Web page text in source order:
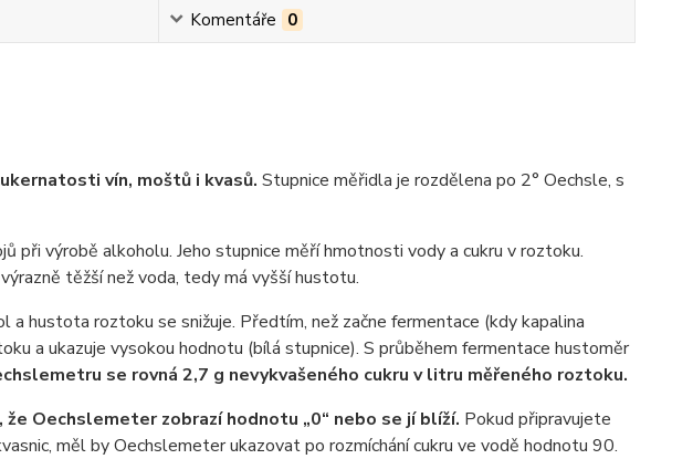
Komentáře 0
vín, moštů i kvasů. Stupnice měřidla je rozdělena po 2° Oechsle, s
při výrobě alkoholu. Jeho stupnice měří hmotnosti vody a cukru v roztoku.
těžší než voda, tedy má vyšší hustotu.
hustota roztoku se snižuje. Předtím, než začne fermentace (kdy kapalina
a ukazuje vysokou hodnotu (bílá stupnice). S průběhem fermentace hustoměr
se rovná 2,7 g nevykvašeného cukru v litru měřeného roztoku.
Oechslemeter zobrazí hodnotu „0“ nebo se jí blíží. Pokud připravujete
měl by Oechslemeter ukazovat po rozmíchání cukru ve vodě hodnotu 90.